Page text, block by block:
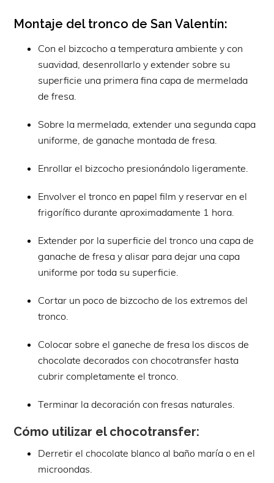
Montaje del tronco de San Valentín:
Con el bizcocho a temperatura ambiente y con
suavidad, desenrollarlo y extender sobre su
superficie una primera fina capa de mermelada
de fresa.
Sobre la mermelada, extender una segunda capa
uniforme, de ganache montada de fresa.
Enrollar el bizcocho presionándolo ligeramente.
Envolver el tronco en papel film y reservar en el
frigorífico durante aproximadamente 1 hora.
Extender por la superficie del tronco una capa de
ganache de fresa y alisar para dejar una capa
uniforme por toda su superficie.
Cortar un poco de bizcocho de los extremos del
tronco.
Colocar sobre el ganeche de fresa los discos de
chocolate decorados con chocotransfer hasta
cubrir completamente el tronco.
Terminar la decoración con fresas naturales.
Cómo utilizar el chocotransfer:
Derretir el chocolate blanco al baño maría o en el
microondas.